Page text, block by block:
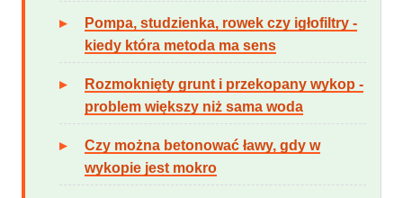
Pompa, studzienka, rowek czy igłofiltry -
kiedy która metoda ma sens
Rozmoknięty grunt i przekopany wykop -
problem większy niż sama woda
Czy można betonować ławy, gdy w
wykopie jest mokro